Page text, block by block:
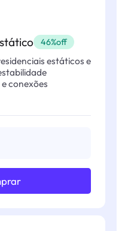
46%off
estáticos e
conexões